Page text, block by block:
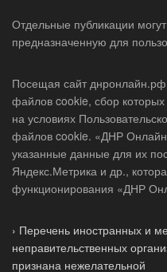
Отдельные публикации
предназначенную для
Посещая сайт
файлов cookie, сбор
на условиях
файлов cookie. «ДНР
указанные данные для их
Яндекс.Метрика и др.,
функционирования «ДНР
› Перечень иностранных и
неправительственных
признана нежелательной